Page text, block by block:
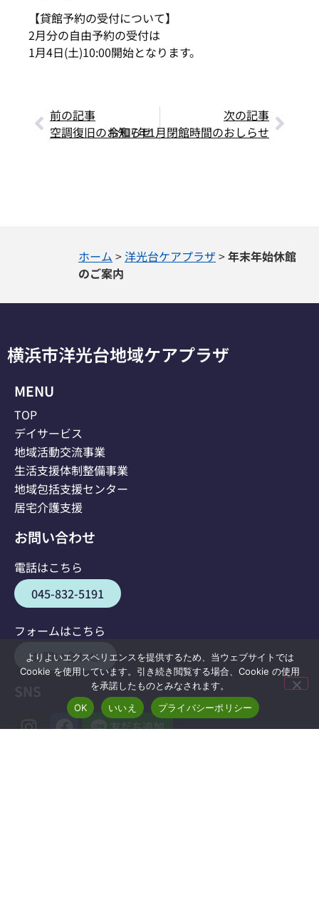
【貸館予約の受付について】
2月分の自由予約の受付は
1月4日(土)10:00開始となります。
前の記事
空調復旧のお知らせ
次の記事
令和7年1月閉館時間のおしらせ
ホーム >洋光台ケアプラザ>年末年始休館
のご案内
横浜市洋光台地域ケアプラザ
MENU
TOP
デイサービス
地域活動交流事業
生活支援体制整備事業
地域包括支援センター
居宅介護支援
お問い合わせ
電話はこちら
045-832-5191
フォームはこちら
お問い合わせ
よりよいエクスペリエンスを提供するため、当ウェブサイトでは
Cookie を使用しています。引き続き閲覧する場合、Cookie の使用
を承諾したものとみなされます。
OK
いいえ プライバシーポリシー